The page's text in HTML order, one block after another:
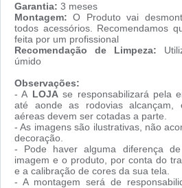
Garantia: 3 meses
Montagem: O Produto vai
todos acessórios. Recomendamos
feita por um profissional
Recomendação de Limpeza:
úmido
Observações:
- A LOJAse responsabilizará pela
até aonde as rodovias alcançam,
aéreas devem ser cotadas a parte.
- As imagens são ilustrativas, não
decoração.
- Pode haver alguma diferença
imagem e o produto, por conta do
e a calibração de cores da sua tela.
- A montagem será de